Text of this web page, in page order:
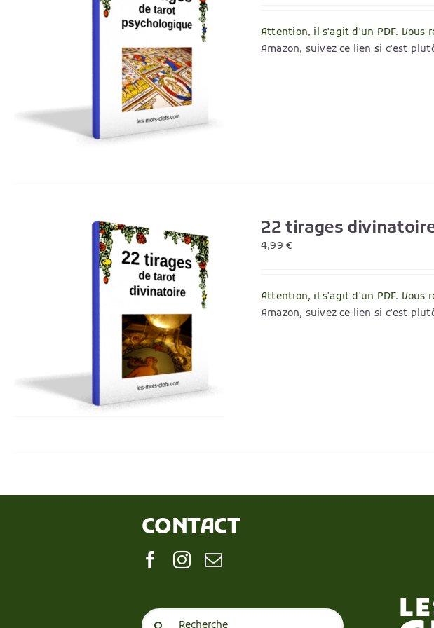
Attention, il s'agit d'un PDF. Vous
Amazon, suivez ce lien si c'est
22 tirages
4,99€
Attention, il s'agit d'un PDF. Vous
Amazon, suivez ce lien si c'est
CONTACT
Search